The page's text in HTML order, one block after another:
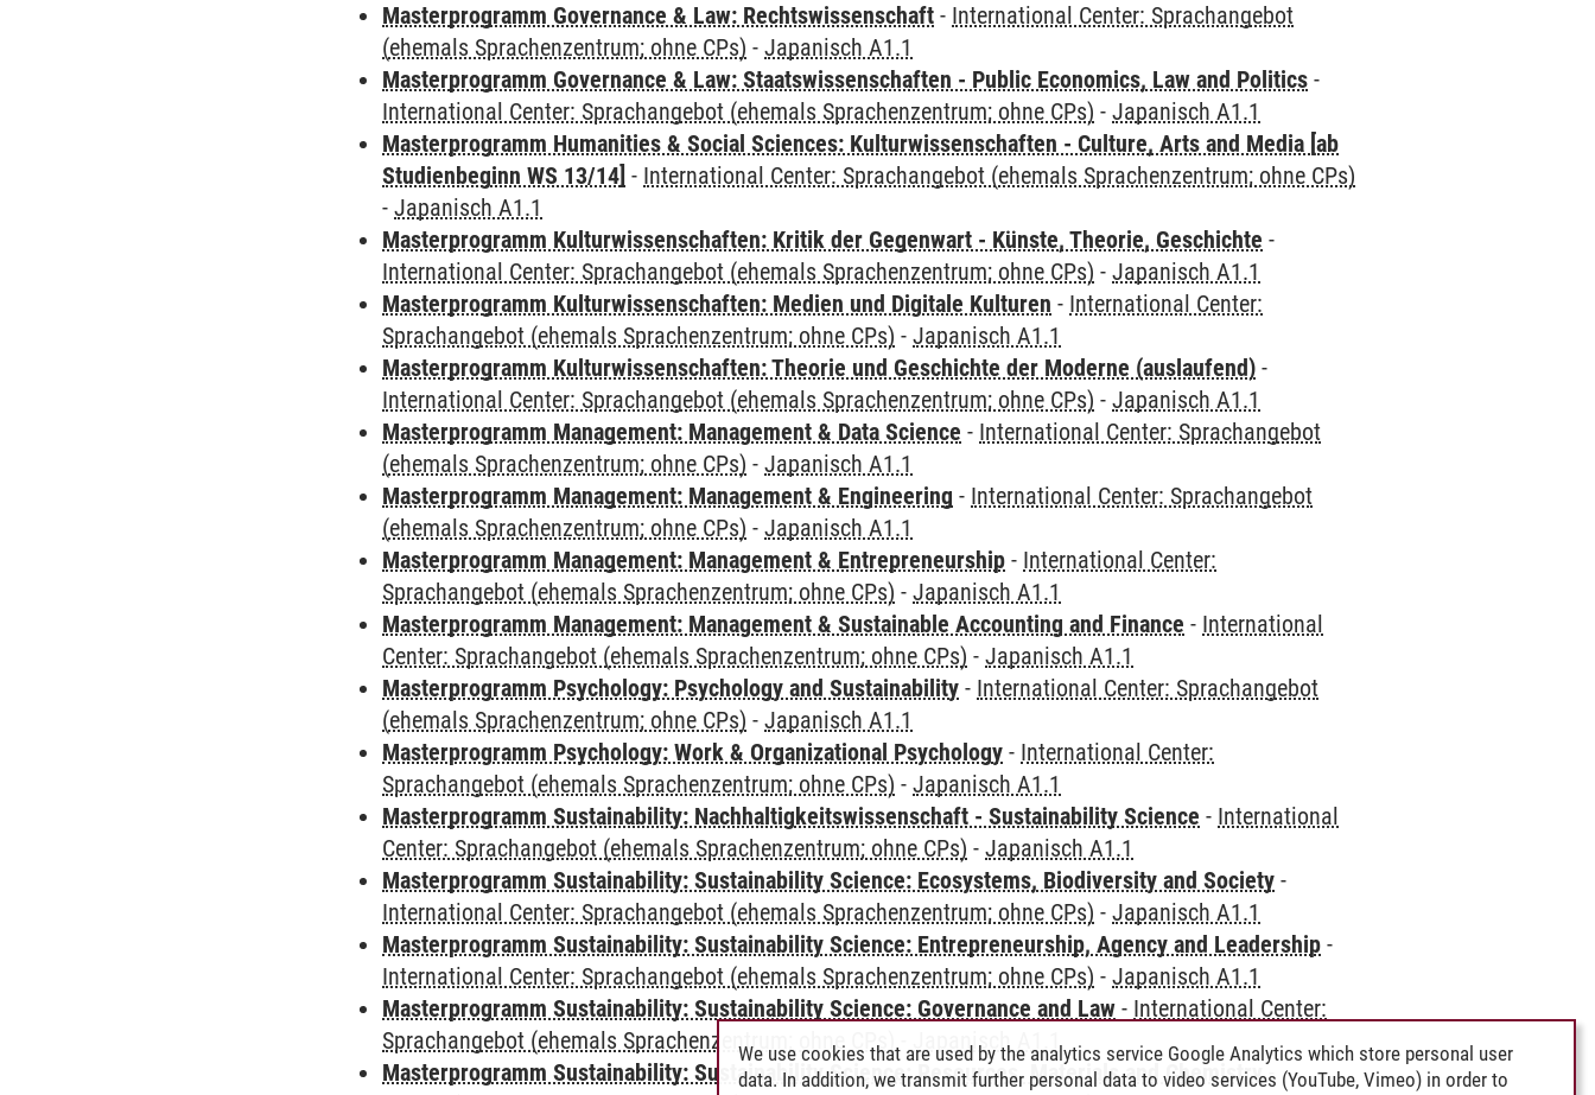
Masterprogramm Governance & Law: Rechtswissenschaft - International Center: Sprachangebot
(ehemals Sprachenzentrum; ohne CPs) -Japanisch A1.1
Masterprogramm Governance & Law: Staatswissenschaften - Public Economics, Law and Politics -
International Center: Sprachangebot (ehemals Sprachenzentrum; ohne CPs) -Japanisch A1.1
Masterprogramm Humanities & Social Sciences: Kulturwissenschaften - Culture, Arts and Media [ab
Studienbeginn WS 13/14] - International Center: Sprachangebot (ehemals Sprachenzentrum; ohne CPs)
-Japanisch A1.1
Masterprogramm Kulturwissenschaften: Kritik der Gegenwart - Künste, Theorie, Geschichte -
International Center: Sprachangebot (ehemals Sprachenzentrum; ohne CPs) -Japanisch A1.1
Masterprogramm Kulturwissenschaften: Medien und Digitale Kulturen - International Center:
Sprachangebot (ehemals Sprachenzentrum; ohne CPs) -Japanisch A1.1
Masterprogramm Kulturwissenschaften: Theorie und Geschichte der Moderne (auslaufend) -
International Center: Sprachangebot (ehemals Sprachenzentrum; ohne CPs) -Japanisch A1.1
Masterprogramm Management: Management & Data Science - International Center: Sprachangebot
(ehemals Sprachenzentrum; ohne CPs) -Japanisch A1.1
Masterprogramm Management: Management & Engineering - International Center: Sprachangebot
(ehemals Sprachenzentrum; ohne CPs) -Japanisch A1.1
Masterprogramm Management: Management & Entrepreneurship - International Center:
Sprachangebot (ehemals Sprachenzentrum; ohne CPs) -Japanisch A1.1
Masterprogramm Management: Management & Sustainable Accounting and Finance - International
Center: Sprachangebot (ehemals Sprachenzentrum; ohne CPs) -Japanisch A1.1
Masterprogramm Psychology: Psychology and Sustainability - International Center: Sprachangebot
(ehemals Sprachenzentrum; ohne CPs) -Japanisch A1.1
Masterprogramm Psychology: Work & Organizational Psychology - International Center:
Sprachangebot (ehemals Sprachenzentrum; ohne CPs) -Japanisch A1.1
Masterprogramm Sustainability: Nachhaltigkeitswissenschaft - Sustainability Science - International
Center: Sprachangebot (ehemals Sprachenzentrum; ohne CPs) -Japanisch A1.1
Masterprogramm Sustainability: Sustainability Science: Ecosystems, Biodiversity and Society -
International Center: Sprachangebot (ehemals Sprachenzentrum; ohne CPs) -Japanisch A1.1
Masterprogramm Sustainability: Sustainability Science: Entrepreneurship, Agency and Leadership -
International Center: Sprachangebot (ehemals Sprachenzentrum; ohne CPs) -Japanisch A1.1
Masterprogramm Sustainability: Sustainability Science: Governance and Law - International Center:
Sprachangebot (ehemals Sprachenzentrum; ohne CPs) -
Japanisch A1.1
Masterprogramm Sustainability: Sustainability Science: Resources, Materials and Chemistry-
We use cookies that are used by the analytics service Google Analytics which store personal user
data. In addition, we transmit further personal data to video services (YouTube, Vimeo) in order to